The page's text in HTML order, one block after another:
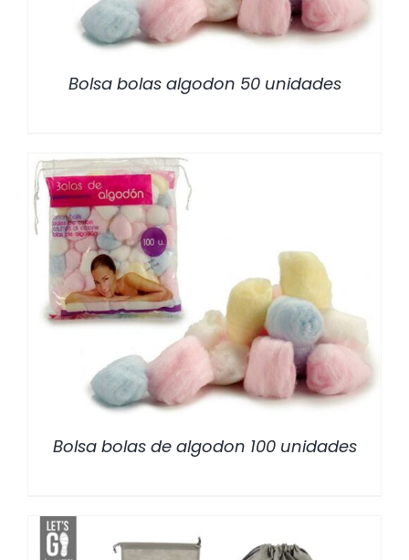
Bolsa bolas algodon 50 unidades
DETALLES
Bolsa bolas de algodon 100 unidades